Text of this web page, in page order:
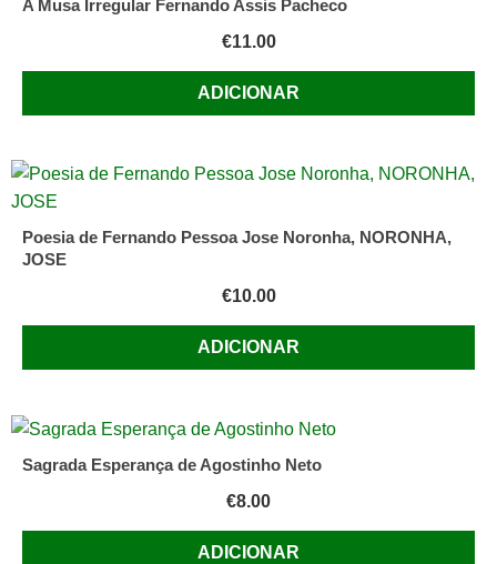
A Musa Irregular Fernando Assis Pacheco
€11.00
ADICIONAR
Poesia de Fernando Pessoa Jose Noronha, NORONHA,
JOSE
€10.00
ADICIONAR
Sagrada Esperança de Agostinho Neto
€8.00
ADICIONAR